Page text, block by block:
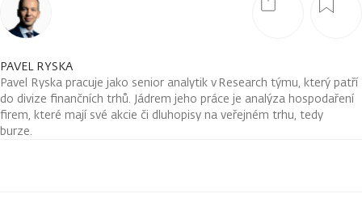
PAVEL RYSKA
Pavel Ryska pracuje jako senior analytik v Research týmu, který patří
do divize finančních trhů. Jádrem jeho práce je analýza hospodaření
firem, které mají své akcie či dluhopisy na veřejném trhu, tedy
burze.